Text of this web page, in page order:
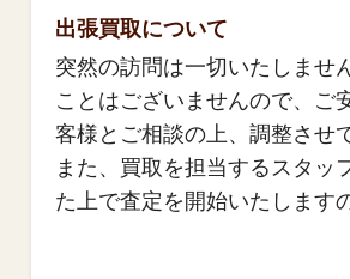
出張買取について
突然の訪問は一切いたしませ
ことはございませんので、ご
客様とご相談の上、調整させ
また、買取を担当するスタッ
た上で査定を開始いたします